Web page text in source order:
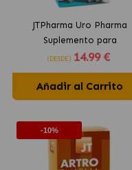
JTPharma Uro Pharma
Suplemento para
Insuficiencia Renal para
Perros y Gatos Solución
Líquida
(DESDE) 14.99 €
Añadir al Carrito
-10%